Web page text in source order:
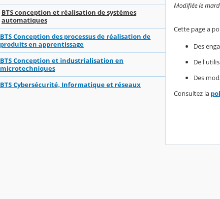
BTS conception et réalisation de systèmes
automatiques
BTS Conception des processus de réalisation de
produits en apprentissage
BTS Conception et industrialisation en
microtechniques
BTS Cybersécurité, Informatique et réseaux
Modifiée le
Cette page a
Des
De
Des
Consultez la